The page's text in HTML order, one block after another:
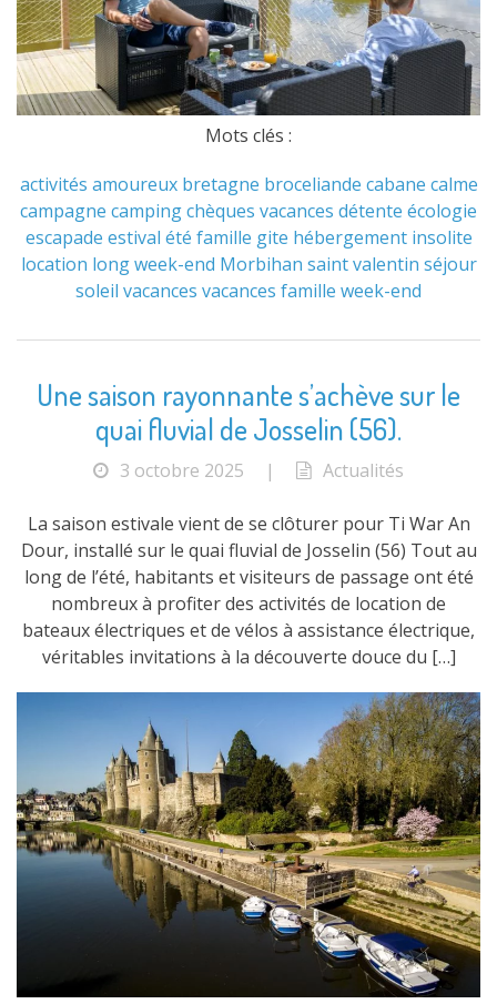
Mots clés :
activités amoureux bretagne broceliande cabane calme
campagne campingchèques vacances détente écologie
escapade estival été famille gite hébergement insolite
location long week-end Morbihan saint valentin séjour
soleil vacances vacances famille week-end
Une saison rayonnante s’achève sur le
quai fluvial de Josselin (56).
3 octobre 2025 | Actualités
La saison estivale vient de se clôturer pour Ti War An
Dour, installé sur le quai fluvial de Josselin (56) Tout au
long de l’été, habitants et visiteurs de passage ont été
nombreux à profiter des activités de location de
bateaux électriques et de vélos à assistance électrique,
véritables invitations à la découverte douce du […]